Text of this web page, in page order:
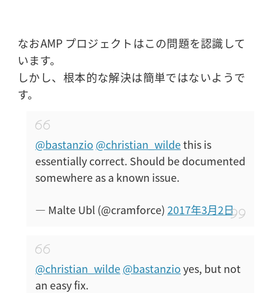
なおAMP プロジェクトはこの問題を認識して
います。
しかし、根本的な解決は簡単ではないようで
す。
@bastanzio @christian_wildethis is
essentially correct. Should be documented
somewhere as a known issue.
— Malte Ubl (@cramforce) 2017年3月2日
@christian_wilde@bastanzioyes, but not
an easy fix.